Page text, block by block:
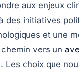
aux enjeux
des initiatives
et une
vers un
Les choix que